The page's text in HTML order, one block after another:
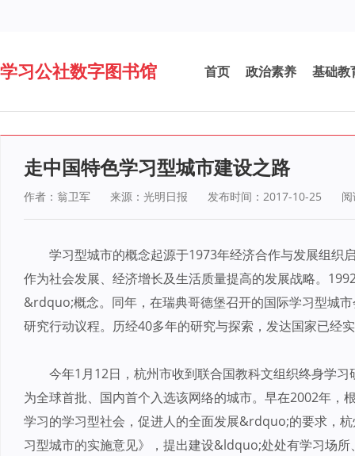
学习公社数字图书馆 首页 政治素养 基础教
走中国特色学习型城市建设之路
作者：翁卫军 来源：光明日报 发布时间：2017-10-25
学习型城市的概念起源于1973年经济合作与发展组织
作为社会发展、经济增长及生活质量提高的发展战略。
&rdquo;概念。同年，在瑞典哥德堡召开的国际学习型城
研究行动议程。历经40多年的研究与探索，发达国家已经
今年1月12日，杭州市收到联合国教科文组织终身学
为全球首批、国内首个入选该网络的城市。早在2002年
学习的学习型社会，促进人的全面发展&rdquo;的要求，
习型城市的实施意见》，提出建设&ldquo;处处有学习场